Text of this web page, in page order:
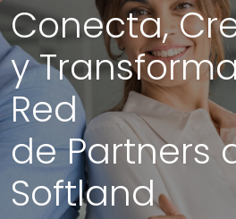
Conecta,
y
Red
de Partners
Softland